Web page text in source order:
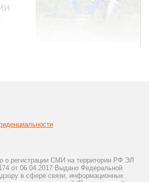
о регистрации СМИ на территории РФ ЭЛ
от 06.04.2017 Выдано Федеральной
в сфере связи, информационных